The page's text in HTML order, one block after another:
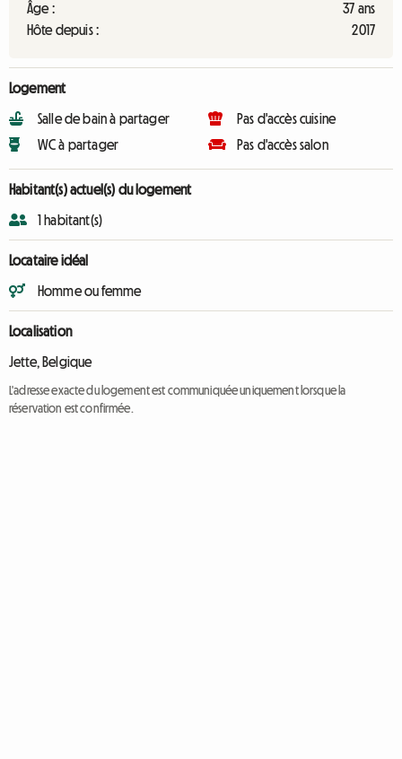
Âge :
37 ans
Hôte depuis :
2017
Logement
Salle de bain à partager
WC à partager
Pas d'accès cuisine
Pas d'accès salon
Habitant(s) actuel(s) du logement
1 habitant(s)
Locataire idéal
Homme ou femme
Localisation
Jette, Belgique
L'adresse exacte du logement est communiquée uniquement lorsque la
réservation est confirmée.